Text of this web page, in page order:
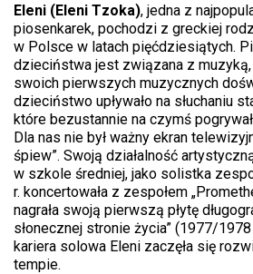
Eleni (Eleni Tzoka), jedna z
piosenkarek, pochodzi z greckiej
w Polsce w latach pięćdziesiątych.
dzieciństwa jest związana z
swoich pierwszych muzycznych
dzieciństwo upływało na słuchaniu
które bezustannie na czymś
Dla nas nie był ważny ekran
śpiew”. Swoją działalność
w szkole średniej, jako solistka
r. koncertowała z zespołem
nagrała swoją pierwszą płytę
słonecznej stronie życia” (1977/
kariera solowa Eleni zaczęła się
tempie.